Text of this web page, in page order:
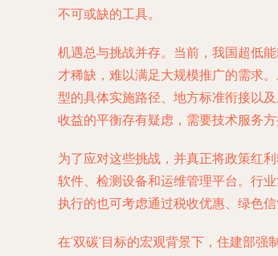
不可或缺的工具。
机遇总与挑战并存。当前，我国超低
才稀缺，难以满足大规模推广的需求
型的具体实施路径、地方标准衔接以
收益的平衡存有疑虑，需要技术服务
为了应对这些挑战，并真正将政策红
软件、检测设备和运维管理平台。行
执行的也可考虑通过税收优惠、绿色
在‘双碳’目标的宏观背景下，住建部